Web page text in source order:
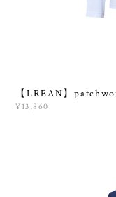
【LREAN】
¥13,860